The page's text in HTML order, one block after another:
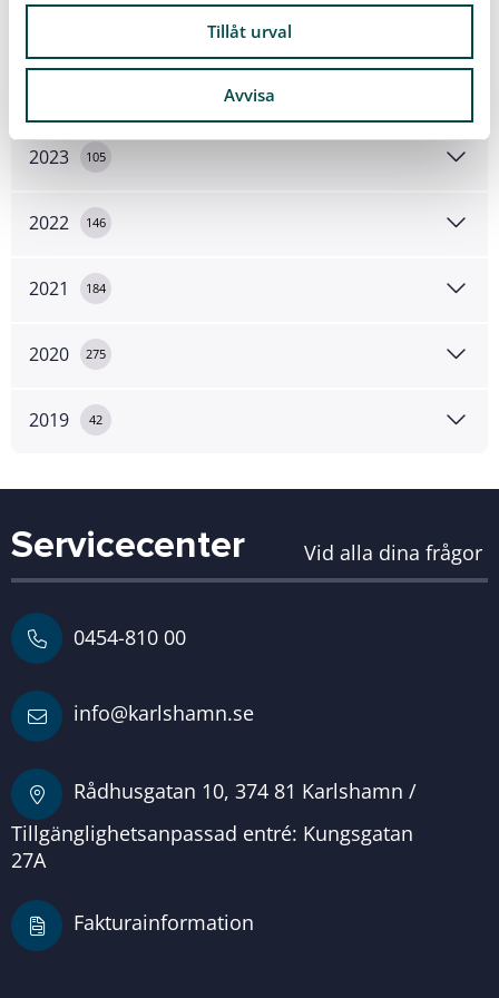
Tillåt urval
Avvisa
2023 105
2022 146
2021 184
2020 275
2019 42
Servicecenter Vid alla dina frågor
0454-810 00
info@karlshamn.se
Rådhusgatan 10, 374 81 Karlshamn /
Tillgänglighetsanpassad entré: Kungsgatan
27A
Fakturainformation